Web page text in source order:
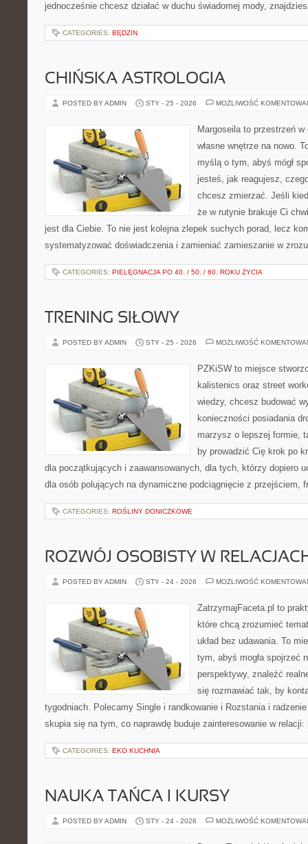
jednocześnie chcesz działać w duchu świadomej mody,
CATEGORIES: BĘDZIN
CHIŃSKA ASTROLOGIA
POSTED BY ADMIN STY - 25 - 2026 MOŻLIWOŚĆ
Margoseila to przestrzeń
własne wnętrze na nowo.
myślą o tym, abyś mógł
jesteś, jak reagujesz,
chcesz zmierzać. Jeśli
że w rutynie brakuje Ci
jest dla Ciebie. To nie jest kolejna zlepek suchych porad, lecz
systematyzować doświadczenia i zamieniać zamieszanie w
CATEGORIES: PIELĘGNACJA PO 40. / 50. / 60. ROKU ŻYCIA
TRENING SIŁOWY
POSTED BY ADMIN STY - 25 - 2026 MOŻLIWOŚĆ
PZKiSW to miejsce
kalistenics oraz street
wiedzy, chcesz budować
konieczności posiadania
marzysz o lepszej formie,
by prowadzić Cię krok po
dla początkujących i zaawansowanych, dla tych, którzy dopiero
dla osób polujących na dynamiczne podciągnięcie z przejściem,
CATEGORIES: ROŚLINY DONICZKOWE
ROZWÓJ OSOBISTY W
POSTED BY ADMIN STY - 24 - 2026 MOŻLIWOŚĆ
ZatrzymajFaceta.pl to
które chcą zrozumieć
układ bez udawania. To
tym, abyś mogła spojrzeć
perspektywy, znaleźć
się rozmawiać tak, by
tygodniach. Polecamy Single i randkowanie i Rozstania i
skupia się na tym, co naprawdę buduje zainteresowanie w
CATEGORIES: EKO KUCHNIA
NAUKA TAŃCA I KURSY
POSTED BY ADMIN STY - 24 - 2026 MOŻLIWOŚĆ